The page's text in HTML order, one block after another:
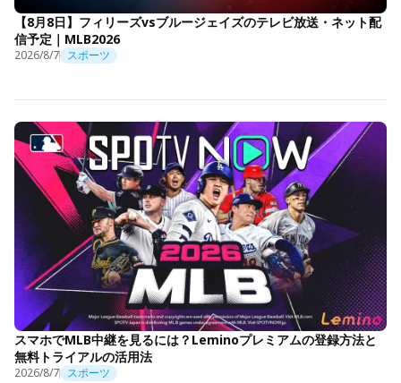
【8月8日】フィリーズvsブルージェイズのテレビ放送・ネット配
信予定｜MLB2026
2026/8/7 スポーツ
スマホでMLB中継を見るには？Leminoプレミアムの登録方法と
無料トライアルの活用法
2026/8/7 スポーツ